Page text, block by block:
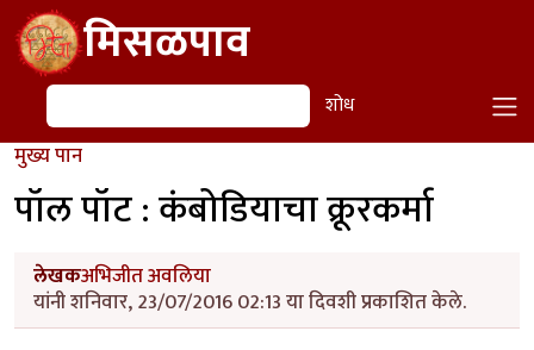
Skip to main contentमिसळपाव
शोध शोध
मुख्य पान
पॉल पॉट : कंबोडियाचा क्रूरकर्मा
लेखकअभिजीत अवलिया
यांनी शनिवार, 23/07/2016 02:13 या दिवशी प्रकाशित केले.